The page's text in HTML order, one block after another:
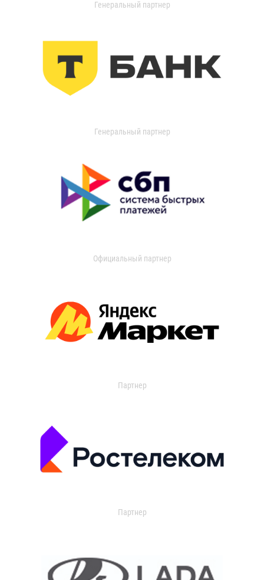
Генеральный партнер
Генеральный партнер
Официальный партнер
Партнер
Партнер